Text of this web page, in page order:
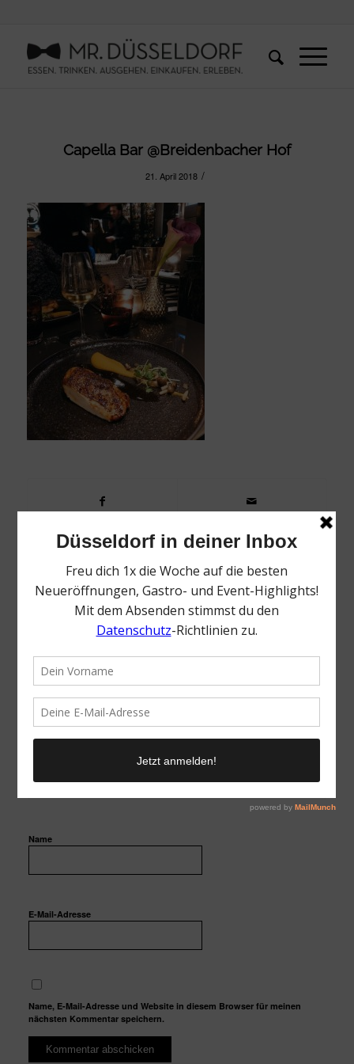
Capella Bar @Breidenbacher Hof
21. April 2018 /
0
KOMMENTARE
Dein Kommentar
Feel free to contribute!
Name
E-Mail-Adresse
Name, E-Mail-Adresse und Website in diesem Browser für meinen
nächsten Kommentar speichern.